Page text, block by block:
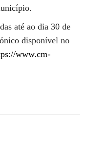
até ao dia 30 de
disponível no
www.cm-